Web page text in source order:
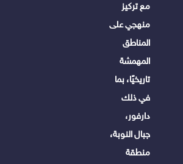
مع تركيز
منهجي على
المناطق
المهمشة
تاريخيًا، بما
في ذلك
دارفور،
جبال النوبة،
منطقة